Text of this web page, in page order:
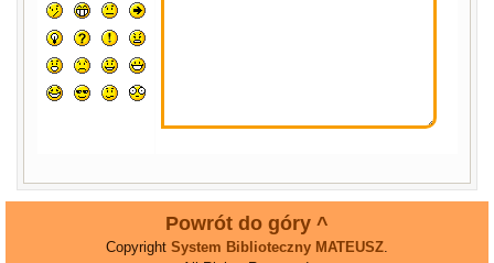
Powrót do góry ^
Copyright System Biblioteczny MATEUSZ.